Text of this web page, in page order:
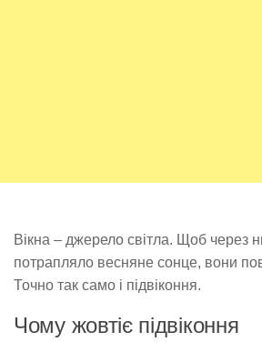
Вікна – джерело світла. Щоб через
потрапляло весняне сонце, вони
Точно так само і підвіконня.
Чому жовтіє підвіконня